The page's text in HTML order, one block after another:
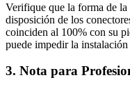
Verifique que la forma de la
disposición de los
coinciden al 100% con su
puede impedir la
3. Nota para